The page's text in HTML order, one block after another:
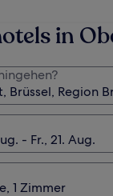
in
Brüssel, Region
- Fr., 21. Aug.
1 Zimmer